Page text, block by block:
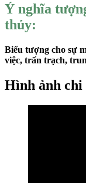
Ý nghĩa
thủy:
Biểu tượng cho sự
việc, trấn trạch,
Hình ảnh